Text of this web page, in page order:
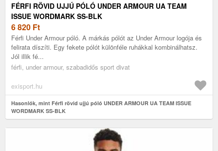
FÉRFI RÖVID UJJÚ PÓLÓ UNDER ARMOUR UA TEAM
ISSUE WORDMARK SS-BLK
6 820 Ft
Férfi Under Armour póló. A márkás pólót az Under Armour logója és
felirata díszíti. Egy fekete pólót különféle ruhákkal kombinálhatsz.
Jól illik fé...
férfi, under armour, szabadidős sport divat
exisport.hu
Hasonlók, mint Férfi rövid ujjú póló UNDER ARMOUR UA TEAM ISSUE
WORDMARK SS-BLK